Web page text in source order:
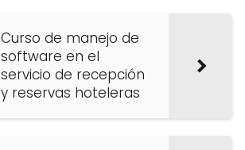
Curso de manejo de
software en el
servicio de recepción
y reservas hoteleras